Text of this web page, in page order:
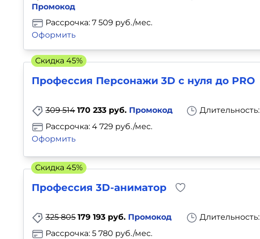
Промокод
Рассрочка: 7 509 руб./мес.
Оформить
Профессия Персонажи 3D с нуля до PRO
309 514 170 233 руб. Промокод Длительность:
Рассрочка: 4 729 руб./мес.
Оформить
Скидка 45%
Профессия 3D-аниматор
325 805 179 193 руб. Промокод Длительность:
Рассрочка: 5 780 руб./мес.
Скидка 45%